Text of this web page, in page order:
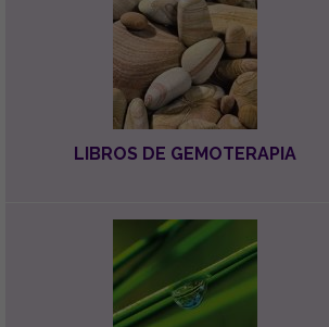
LIBROS DE GEMOTERAPIA